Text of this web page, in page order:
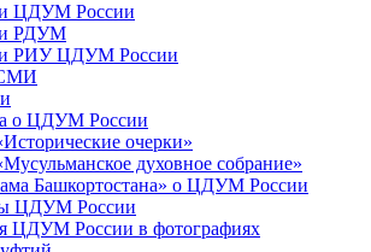
ЦДУМ России
РДУМ
РИУ ЦДУМ России
о ЦДУМ России
очерки»
духовное собрание»
Башкортостана» о ЦДУМ России
ЦДУМ России
ЦДУМ России в фотографиях